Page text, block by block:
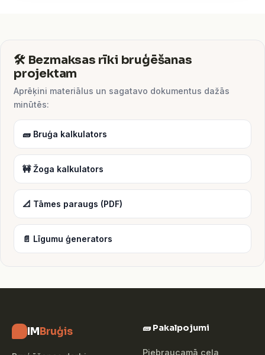
🛠️ Bezmaksas rīki bruģēšanas
projektam
Aprēķini materiālus un sagatavo dokumentus dažās
minūtēs:
🧱 Bruģa kalkulators
🚧 Žoga kalkulators
📐 Tāmes paraugs (PDF)
📄 Līgumu ģenerators
IMBruģis 🧱 Pakalpojumi
Piebraucamā ceļa